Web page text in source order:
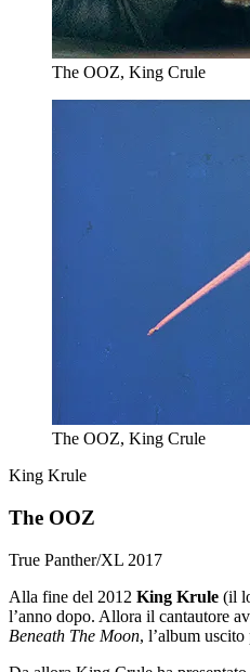
The OOZ, King Crule
The OOZ, King Crule
King Krule
The OOZ
True Panther/XL 2017
Alla fine del 2012 King Krule (il
l’anno dopo. Allora il cantautore
Beneath The Moon, l’album